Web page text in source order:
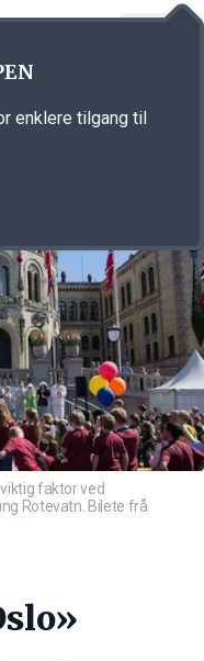
faktor ved
Rotevatn. Bilete frå
enklere tilgang til